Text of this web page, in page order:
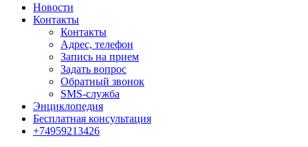
Новости
Контакты
Контакты
Адрес, телефон
Запись на прием
Задать вопрос
Обратный звонок
SMS-служба
Энциклопедия
Бесплатная консультация
+74959213426